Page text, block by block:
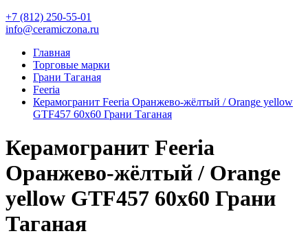
+7 (812) 250-55-01
info@ceramiczona.ru
Главная
Торговые марки
Грани Таганая
Feeria
Керамогранит Feeria Оранжево‑жёлтый / Orange yellow
GTF457 60х60 Грани Таганая
Керамогранит Feeria
Оранжево‑жёлтый / Orange
yellow GTF457 60х60 Грани
Таганая